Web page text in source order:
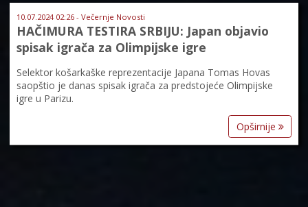
10.07.2024 02:26 - Večernje Novosti
HAČIMURA TESTIRA SRBIJU: Japan objavio
spisak igrača za Olimpijske igre
Selektor košarkaške reprezentacije Japana Tomas Hovas
saopštio je danas spisak igrača za predstojeće Olimpijske
igre u Parizu.
Opširnije